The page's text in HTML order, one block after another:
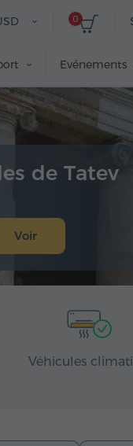
0
Evénements
de Tatev
Voir
Véhicules